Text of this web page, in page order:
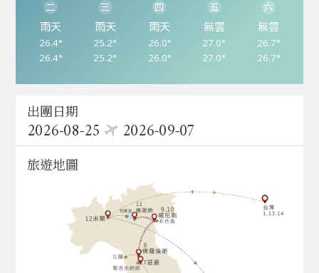
二
雨天
26.4°
26.4°
三
雨天
25.2°
25.2°
四
雨天
26.0°
26.0°
五
無雲
27.0°
27.0°
六
無雲
26.7°
26.7°
二
無雲
23.4°
23.4°
三
多雲
23.6°
23.6°
四
無雲
25.5°
25.5°
五
多雲
23.7°
23.7°
六
無雲
24.6°
24.6°
二
無雲
26.6°
26.6°
三
多雲
26.5°
26.5°
四
多雲
27.5°
27.5°
五
無雲
27.5°
27.5°
六
多雲
27.7°
27.7°
二
無雲
26.9°
26.9°
三
多雲
27.3°
27.3°
四
無雲
28.4°
28.4°
五
多雲
28.6°
28.6°
六
無雲
28.3°
28.3°
二
無雲
26.8°
26.8°
三
多雲
27.8°
27.8°
四
無雲
26.3°
26.3°
五
雨天
25.1°
25.1°
六
多雲
27.3°
27.3°
二
雨天
25.8°
25.8°
三
雨天
26.2°
26.2°
四
多雲
24.7°
24.7°
五
多雲
24.3°
24.3°
六
無雲
23.7°
23.7°
出團日期
2026-08-25 2026-09-07
旅遊地圖